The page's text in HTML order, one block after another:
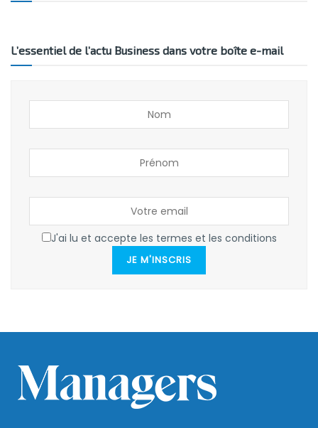
L’essentiel de l’actu Business dans votre boîte e-mail
J'ai lu et accepte les termes et les conditions
JE M'INSCRIS